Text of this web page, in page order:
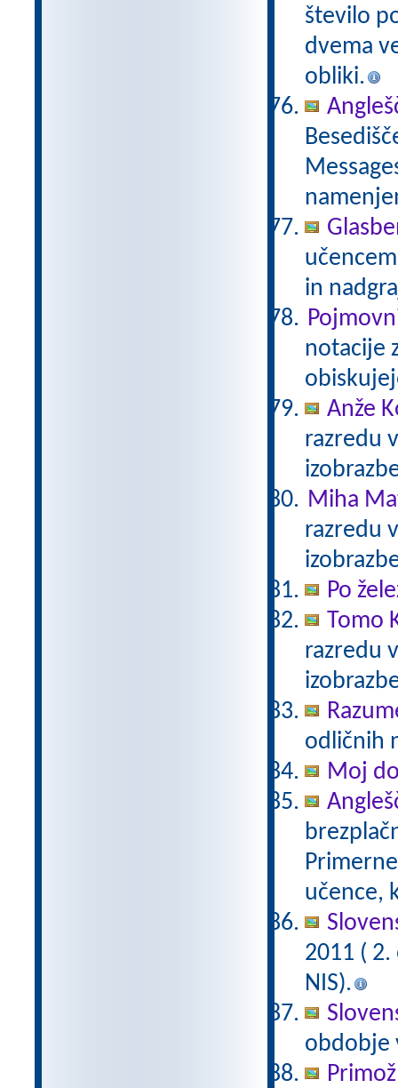
število
dvema
obliki.
in
notacije
Anže
razredu
Miha
razredu
Po
Tomo
razredu
odličnih
Moj
učence,
2011 (
NIS).
obdobje